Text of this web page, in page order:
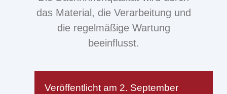
das Material, die Verarbeitung und
die regelmäßige Wartung
beeinflusst.
Veröffentlicht am 2. September